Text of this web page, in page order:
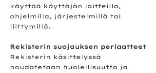
käyttää käyttäjän laitteilla,
ohjelmilla, järjestelmillä tai
liittymillä.
Rekisterin suojauksen periaatteet
Rekisterin käsittelyssä
noudatetaan huolellisuutta ja